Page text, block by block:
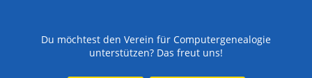
Du möchtest den Verein für Computergenealogie
unterstützen? Das freut uns!